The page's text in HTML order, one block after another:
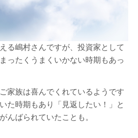
る嶋村さんですが、投資家として
ったくうまくいかない時期もあっ
家族は喜んでくれているようです
た時期もあり「見返したい！」と
んばられていたことも。